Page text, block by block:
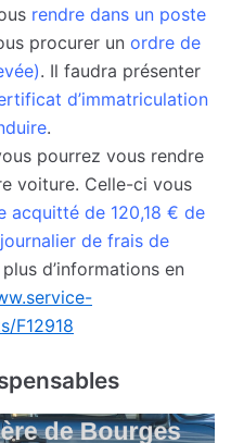
rendre dans un poste
procurer un ordre de
. Il faudra présenter
d’immatriculation
.
pourrez vous rendre
voiture. Celle-ci vous
acquitté de 120,18 € de
de frais de
d’informations en
F12918